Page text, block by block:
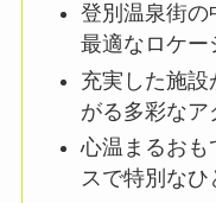
登別温泉街の
最適なロケー
充実した施
がる多彩な
心温まるおも
スで特別な